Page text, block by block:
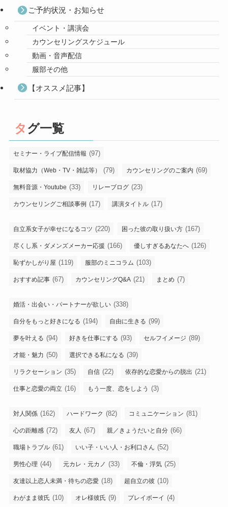
ご予約状況・お知らせ
イベント・講演会
カウンセリングスケジュール
動画・音声配信
服部その他
【オススメ記事】
タグ一覧
セミナー・ライブ配信情報 (97)
取材協力（Web・TV・雑誌等） (79) カウンセリングのご案内 (69)
無料音源・Youtube (33) リレーブログ (23)
カウンセリングご相談事例 (17) 講演タイトル (17)
自立系女子が幸せになるコツ (220) 困った彼の取り扱い方 (167)
尽くし系・ダメンズメーカー応援 (166) 優しすぎるあなたへ (126)
恥ずかしがり屋 (119) 服部のミニコラム (103)
おすすめ記事 (67) カウンセリングQ&A (21) まとめ (7)
婚活・出会い・パートナーが欲しい (338)
自分をもっと好きになる (194) 自由に生きる (99)
夢を叶える (94) 好きを仕事にする (93) セルフイメージ (89)
才能・魅力 (50) 選択できる私になる (39)
リラクセーション (35) 自信 (22) 依存的な恋愛からの脱出 (21)
仕事と恋愛の両立 (16) もう一度、恋をしよう (3)
対人関係 (162) ハードワーク (82) コミュニケーション (81)
心の距離感 (72) 友人 (67) 親／きょうだいと自分 (66)
職場トラブル (61) いい子・いい人・お利口さん (52)
男性心理 (44) 元カレ・元カノ (33) 不倫・浮気 (25)
友達以上恋人未満・待ちの恋愛 (18) 超自立の彼 (10)
わがまま彼氏 (10) オレ様彼氏 (9) プレイボーイ (4)